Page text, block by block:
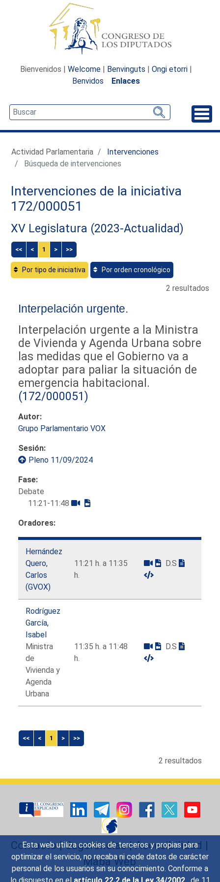
Esta web utiliza cookies de terceros y propias para
optimizar el servicio, no recaba ni cede datos de carácter
personal de los usuarios sin su conocimiento. Conforme a
Bienvenidos | Welcome | Benvinguts | Ongi etorri |
Benvidos
Enlaces
Actividad Parlamentaria
Intervenciones
Búsqueda de intervenciones
Intervenciones de la iniciativa
172/000051
XV Legislatura (2023-Actualidad)
<< < 1 > >>
Por tipo de iniciativa Por orden cronológico
2 resultados
Interpelación urgente.
Interpelación urgente a la Ministra
de Vivienda y Agenda Urbana sobre
las medidas que el Gobierno va a
adoptar para paliar la situación de
emergencia habitacional.
(172/000051)
Autor:
Grupo Parlamentario VOX
Sesión:
Pleno 11/09/2024
Fase:
Debate
11:21-11:48
Oradores:
Hernández
Quero,
Carlos
(GVOX)
11:21 h. a 11:35
h.
D.S
Rodríguez
García,
Isabel
Ministra
de
Vivienda y
Agenda
Urbana
11:35 h. a 11:48
h.
D.S
<< < 1 > >>
2 resultados
Contacto|Sugerencias|Accesibilidad |
Mapa Web